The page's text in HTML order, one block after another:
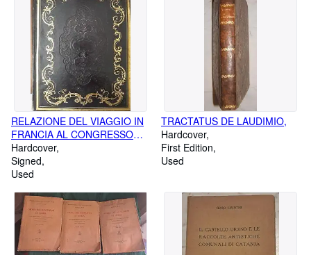
RELAZIONE DEL VIAGGIO IN
FRANCIA AL CONGRESSO
SCIENTIFICO DI CLERMONT -
FERRANT DELL'ANNO 1838,
Hardcover
Signed
Used
TRACTATUS DE LAUDIMIO,
Hardcover
First Edition
Used